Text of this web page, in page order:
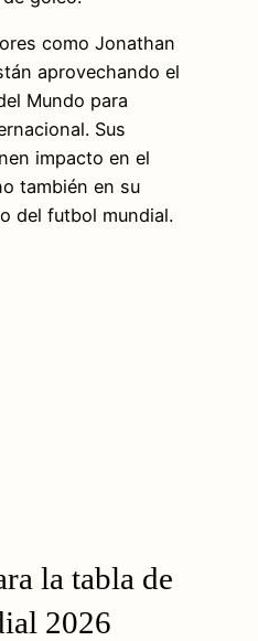
como Jonathan
aprovechando el
Mundo para
Sus
impacto en el
también en su
del futbol mundial.
la tabla de
2026